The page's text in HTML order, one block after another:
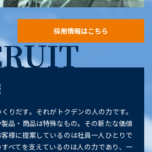
採用情報はこちら
りだす。それがトクデンの人の力です。
品・商品は特殊なもの。その新たな価値
様に提案しているのは社員一人ひとりで
べてを支えているのは人の力であり、一